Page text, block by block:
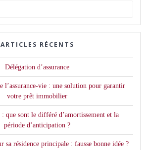
ARTICLES RÉCENTS
Délégation d’assurance
l’assurance-vie : une solution pour garantir
votre prêt immobilier
que sont le différé d’amortissement et la
période d’anticipation ?
sa résidence principale : fausse bonne idée ?